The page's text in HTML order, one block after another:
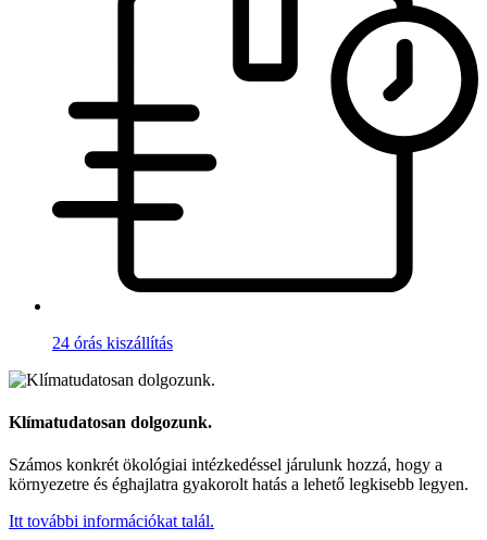
24 órás kiszállítás
Klímatudatosan dolgozunk.
Számos konkrét ökológiai intézkedéssel járulunk hozzá, hogy a
környezetre és éghajlatra gyakorolt hatás a lehető legkisebb legyen.
Itt további információkat talál.